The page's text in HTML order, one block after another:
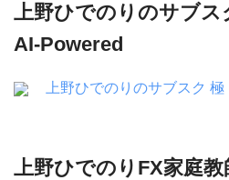
上野ひでのりのサブス
AI-Powered
上野ひでのりのサブスク
上野ひでのりFX家庭